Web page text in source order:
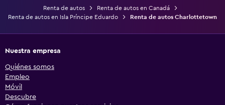
Renta de autos
Renta de autos en Canadá
Renta de autos en Isla Príncipe Eduardo
Renta de autos Charlottetown
Nuestra empresa
Quiénes somos
Empleo
Móvil
Descubre